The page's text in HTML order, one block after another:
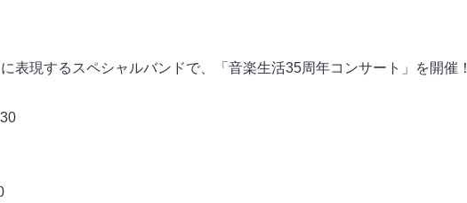
表現するスペシャルバンドで、「音楽生活35周年コンサート」を開催！